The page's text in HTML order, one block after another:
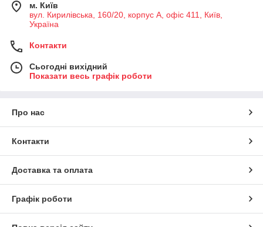
м. Київ
вул. Кирилівська, 160/20, корпус А, офіс 411, Київ,
Україна
Контакти
Сьогодні вихідний
Показати весь графік роботи
Про нас
Контакти
Доставка та оплата
Графік роботи